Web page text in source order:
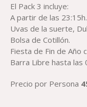
El Pack 3 incluye:
A partir de las 23:15h.
Uvas de la suerte,
Bolsa de Cotillón.
Fiesta de Fin de Año
Barra Libre hasta las
Precio por Persona